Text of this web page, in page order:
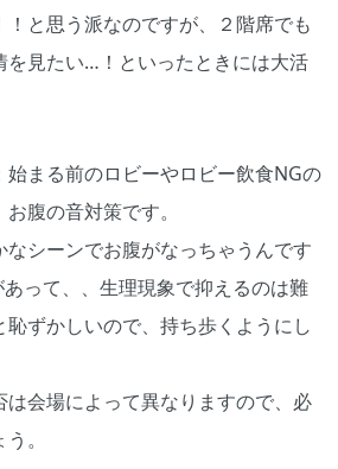
と思う派なのですが、２階席でも
を見たい…！といったときには大活
始まる前のロビーやロビー飲食NGの
腹の音対策です。
シーンでお腹がなっちゃうんです
って、、生理現象で抑えるのは難
恥ずかしいので、持ち歩くようにし
会場によって異なりますので、必
。